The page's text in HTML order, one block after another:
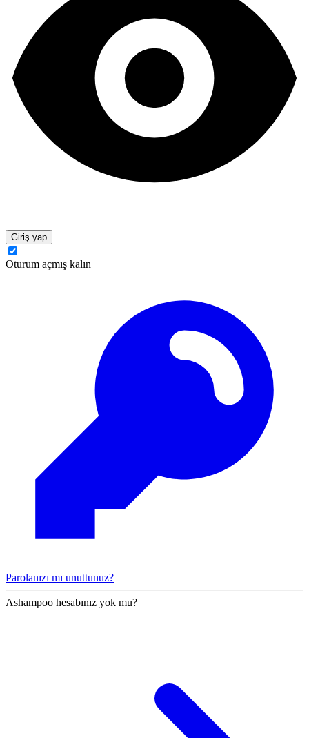
Giriş yap
Oturum açmış kalın
Parolanızı mı unuttunuz?
Ashampoo hesabınız yok mu?